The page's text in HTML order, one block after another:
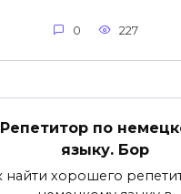
0 227
Репетитор по
языку. Бор
найти хорошего